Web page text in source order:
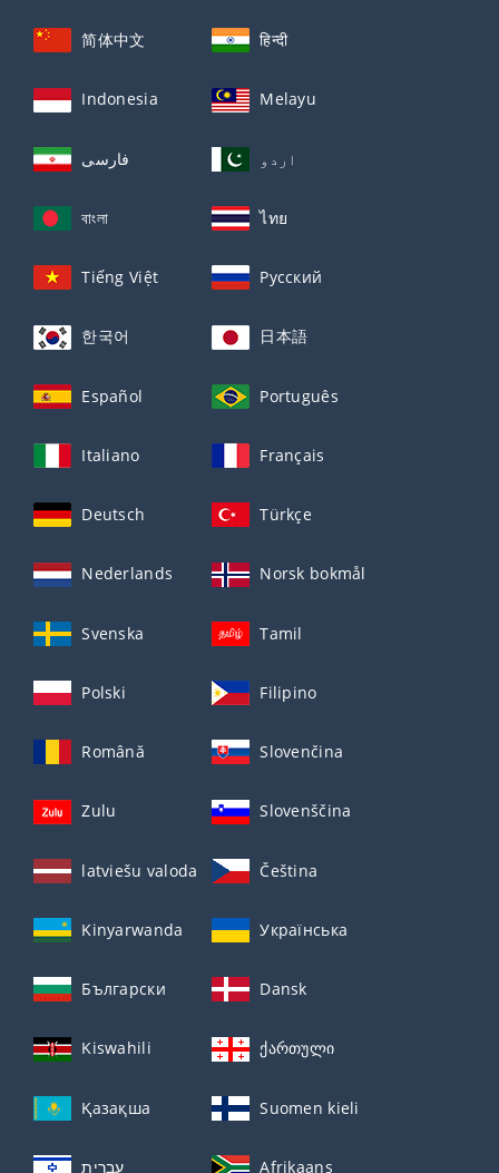
简体中文 हिन्दी
Indonesia Melayu
فارسی اردو
বাংলা ไทย
Tiếng Việt Русский
한국어 日本語
Español Português
Italiano Français
Deutsch Türkçe
Nederlands Norsk bokmål
Svenska Tamil
Polski Filipino
Română Slovenčina
Zulu Slovenščina
latviešu valoda Čeština
Kinyarwanda Українська
Български Dansk
Kiswahili ქართული
Қазақша Suomen kieli
עברית Afrikaans